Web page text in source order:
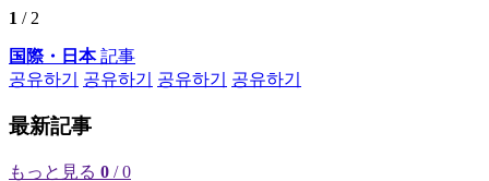
1 / 2
国際・日本記事
공유하기
공유하기 공유하기 공유하기
最新記事
もっと見る 0 / 0